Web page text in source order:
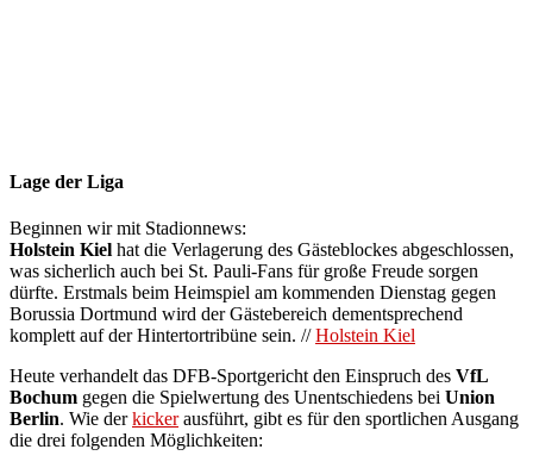
Lage der Liga
Beginnen wir mit Stadionnews:
Holstein Kiel hat die Verlagerung des Gästeblockes abgeschlossen,
was sicherlich auch bei St. Pauli-Fans für große Freude sorgen
dürfte. Erstmals beim Heimspiel am kommenden Dienstag gegen
Borussia Dortmund wird der Gästebereich dementsprechend
komplett auf der Hintertortribüne sein. //Holstein Kiel
Heute verhandelt das DFB-Sportgericht den Einspruch des VfL
Bochum gegen die Spielwertung des Unentschiedens bei Union
Berlin. Wie derkickerausführt, gibt es für den sportlichen Ausgang
die drei folgenden Möglichkeiten: